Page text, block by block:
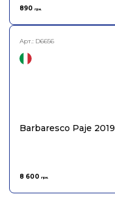
890 грн.
Арт.: D6656
Barbaresco Paje 2019
8 600 грн.